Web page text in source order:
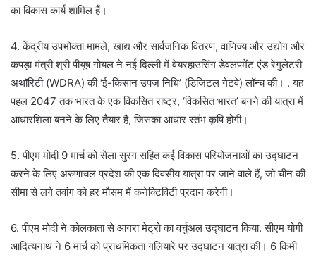
का विकास कार्य शामिल हैं।
4. केंद्रीय उपभोक्ता मामले, खाद्य और सार्वजनिक वितरण, वाणिज्य और उद्योग और
कपड़ा मंत्री श्री पीयूष गोयल ने नई दिल्ली में वेयरहाउसिंग डेवलपमेंट एंड रेगुलेटरी
अथॉरिटी (WDRA) की ‘ई-किसान उपज निधि’ (डिजिटल गेटवे) लॉन्च की। . यह
पहल 2047 तक भारत के एक विकसित राष्ट्र, ‘विकसित भारत’ बनने की यात्रा में
आधारशिला बनने के लिए तैयार है, जिसका आधार स्तंभ कृषि होगी।
5. पीएम मोदी 9 मार्च को सेला सुरंग सहित कई विकास परियोजनाओं का उद्घाटन
करने के लिए अरुणाचल प्रदेश की एक दिवसीय यात्रा पर जाने वाले हैं, जो चीन की
सीमा से लगे तवांग को हर मौसम में कनेक्टिविटी प्रदान करेगी।
6. पीएम मोदी ने कोलकाता से आगरा मेट्रो का वर्चुअल उद्घाटन किया. सीएम योगी
आदित्यनाथ ने 6 मार्च को प्राथमिकता गलियारे पर उद्घाटन यात्रा की। 6 किमी